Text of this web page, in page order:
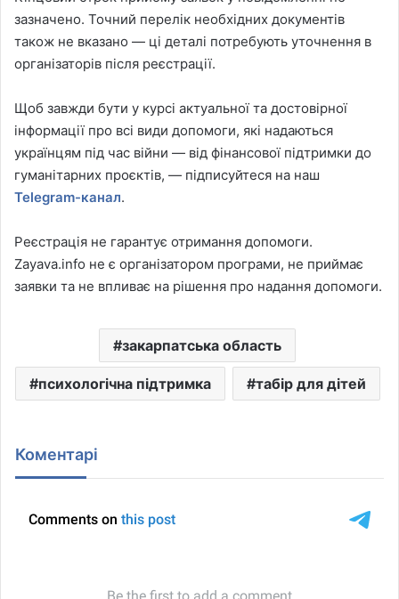
зазначено. Точний перелік необхідних документів
також не вказано — ці деталі потребують уточнення в
організаторів після реєстрації.
Щоб завжди бути у курсі актуальної та достовірної
інформації про всі види допомоги, які надаються
українцям під час війни — від фінансової підтримки до
гуманітарних проєктів, — підписуйтеся на наш
Telegram-канал.
Реєстрація не гарантує отримання допомоги.
Zayava.info не є організатором програми, не приймає
заявки та не впливає на рішення про надання допомоги.
закарпатська область
психологічна підтримка табір для дітей
Коментарі